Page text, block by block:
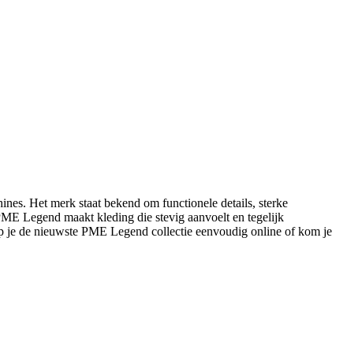
Het merk staat bekend om functionele details, sterke
Legend maakt kleding die stevig aanvoelt en tegelijk
de nieuwste PME Legend collectie eenvoudig online of kom je